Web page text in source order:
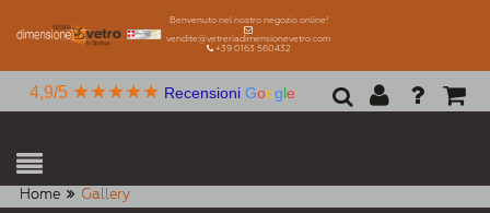
Benvenuto nel nostro negozio online!
vendite@vetreriadimensionevetro.com
+39 0163 560432
4,9/5 ★★★★★ Recensioni Google
Home Gallery